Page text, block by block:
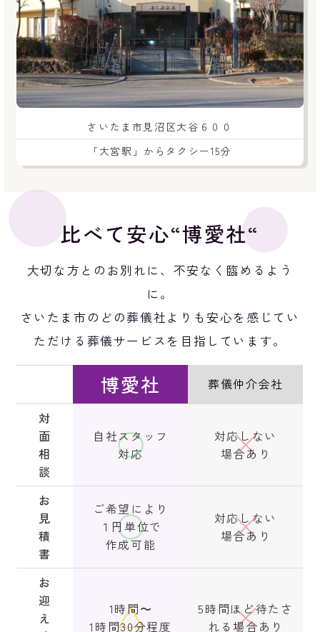
さいたま市見沼区大谷６００
「大宮駅」からタクシー15分
比べて安心“博愛社“
大切な方とのお別れに、不安なく臨めるよう
に。
さいたま市のどの葬儀社よりも安心を感じてい
ただける葬儀サービスを目指しています。
博愛社
葬儀仲介会社
対
面
相
談
自社スタッフ
対応
対応しない
場合あり
お
見
積
書
ご希望により
１円単位で
作成可能
対応しない
場合あり
お
迎
え
1時間〜
1時間30分程度
5時間ほど待たさ
れる場合あり